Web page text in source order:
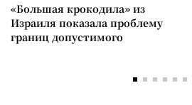
«Большая крокодила» из
Израиля показала проблему
границ допустимого